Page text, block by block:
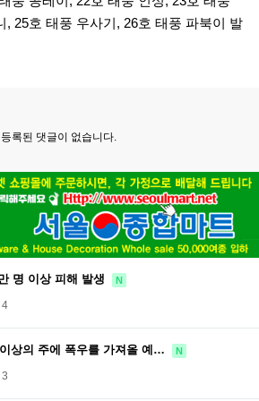
, 25호 태풍 우사기, 26호 태풍 파북이 발
등록된 댓글이 없습니다.
명 이상 피해 발생 N
4
상의 주에 폭우를 가져올 예… N
3